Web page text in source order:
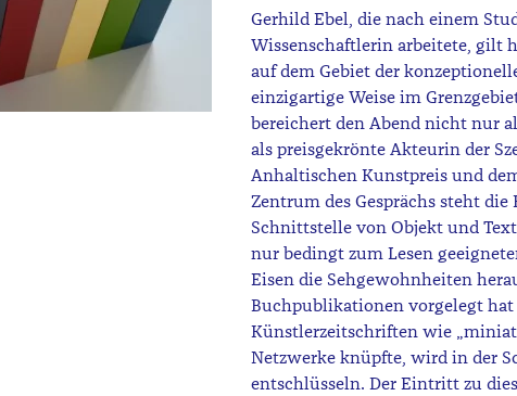
Gerhild Ebel, die nach einem
Wissenschaftlerin arbeitete, gilt
auf dem Gebiet der
einzigartige Weise im
bereichert den Abend nicht nur
als preisgekrönte Akteurin der
Anhaltischen Kunstpreis und
Zentrum des Gesprächs steht die
Schnittstelle von Objekt und
nur bedingt zum Lesen
Eisen die Sehgewohnheiten
Buchpublikationen vorgelegt
Künstlerzeitschriften wie
Netzwerke knüpfte, wird in der
entschlüsseln. Der Eintritt zu